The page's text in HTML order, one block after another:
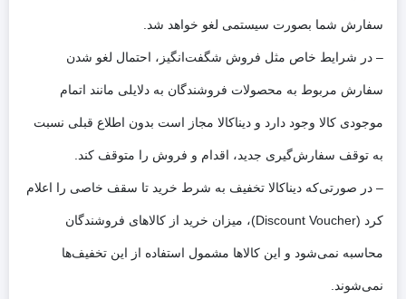
سفارش شما بصورت سیستمی لغو خواهد شد.
– در شرایط خاص مثل فروش شگفت‌انگیز، احتمال لغو شدن
سفارش مربوط به محصولات فروشندگان به دلایلی مانند اتمام
موجودی کالا وجود دارد و دیناکالا مجاز است بدون اطلاع قبلی نسبت
به توقف سفارش‌‏گیری جدید، اقدام و فروش را متوقف کند.
– در صورتی‌که دیناکالا تخفیف به شرط خرید تا سقف خاصی را اعلام
کرد (Discount Voucher)، میزان خرید از کالاهای فروشندگان
محاسبه نمی‌شود و این کالاها مشمول استفاده از این تخفیف‌ها
نمی‌شوند.